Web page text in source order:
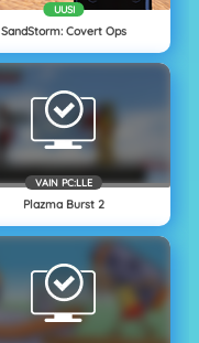
UUSI
SandStorm: Covert Ops
VAIN PC:LLE
Plazma Burst 2